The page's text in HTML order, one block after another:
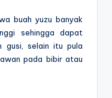
buah yuzu banyak
sehingga dapat
gusi, selain itu pula
pada bibir atau